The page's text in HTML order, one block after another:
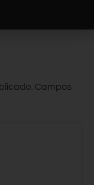
Campos